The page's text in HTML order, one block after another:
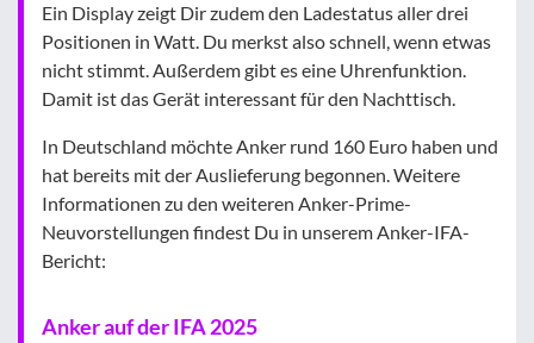
Ein Display zeigt Dir zudem den Ladestatus aller drei
Positionen in Watt. Du merkst also schnell, wenn etwas
nicht stimmt. Außerdem gibt es eine Uhrenfunktion.
Damit ist das Gerät interessant für den Nachttisch.
In Deutschland möchte Anker rund 160 Euro haben und
hat bereits mit der Auslieferung begonnen. Weitere
Informationen zu den weiteren Anker-Prime-
Neuvorstellungen findest Du in unserem Anker-IFA-
Bericht:
Anker auf der IFA 2025